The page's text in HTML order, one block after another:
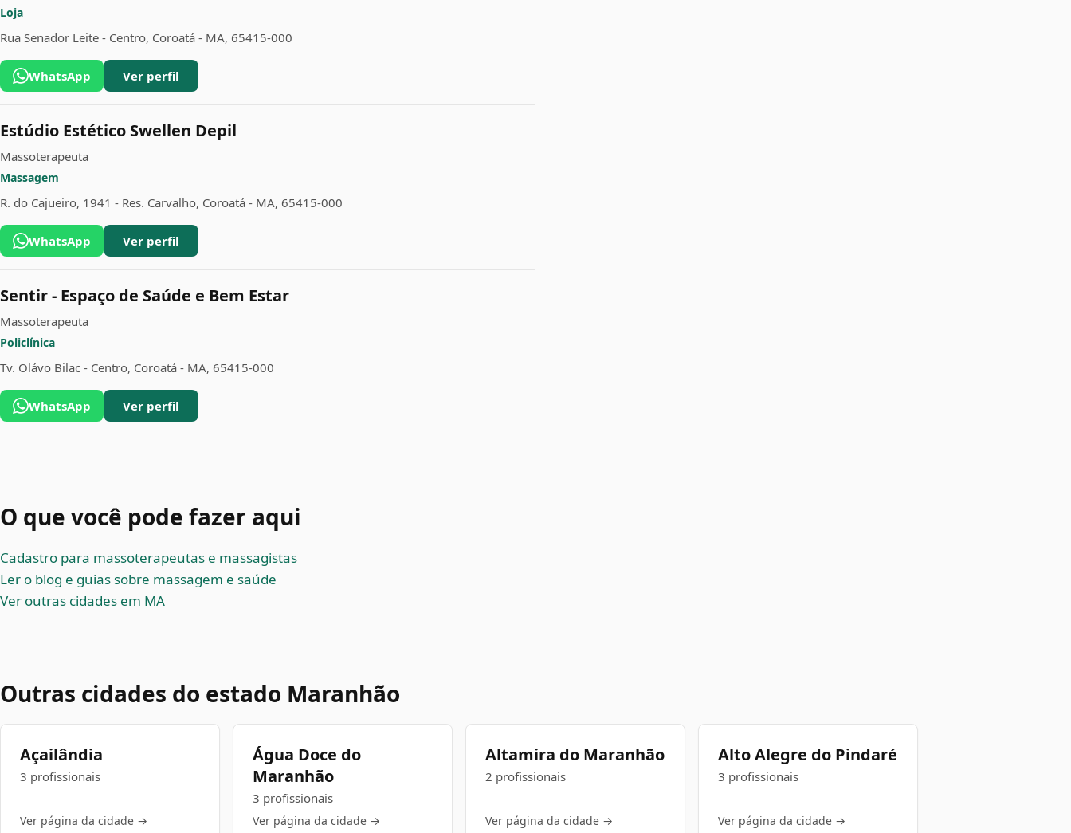
Loja
Rua Senador Leite - Centro, Coroatá - MA, 65415-000
WhatsApp Ver perfil
Estúdio Estético Swellen Depil
Massoterapeuta
Massagem
R. do Cajueiro, 1941 - Res. Carvalho, Coroatá - MA, 65415-000
WhatsApp Ver perfil
Sentir - Espaço de Saúde e Bem Estar
Massoterapeuta
Policlínica
Tv. Olávo Bilac - Centro, Coroatá - MA, 65415-000
WhatsApp Ver perfil
O que você pode fazer aqui
Cadastro para massoterapeutas e massagistas
Ler o blog e guias sobre massagem e saúde
Ver outras cidades em MA
Outras cidades do estado Maranhão
Açailândia
3 profissionais
Ver página da cidade →
Água Doce do
Maranhão
3 profissionais
Ver página da cidade →
Altamira do Maranhão
2 profissionais
Ver página da cidade →
Alto Alegre do Pindaré
3 profissionais
Ver página da cidade →